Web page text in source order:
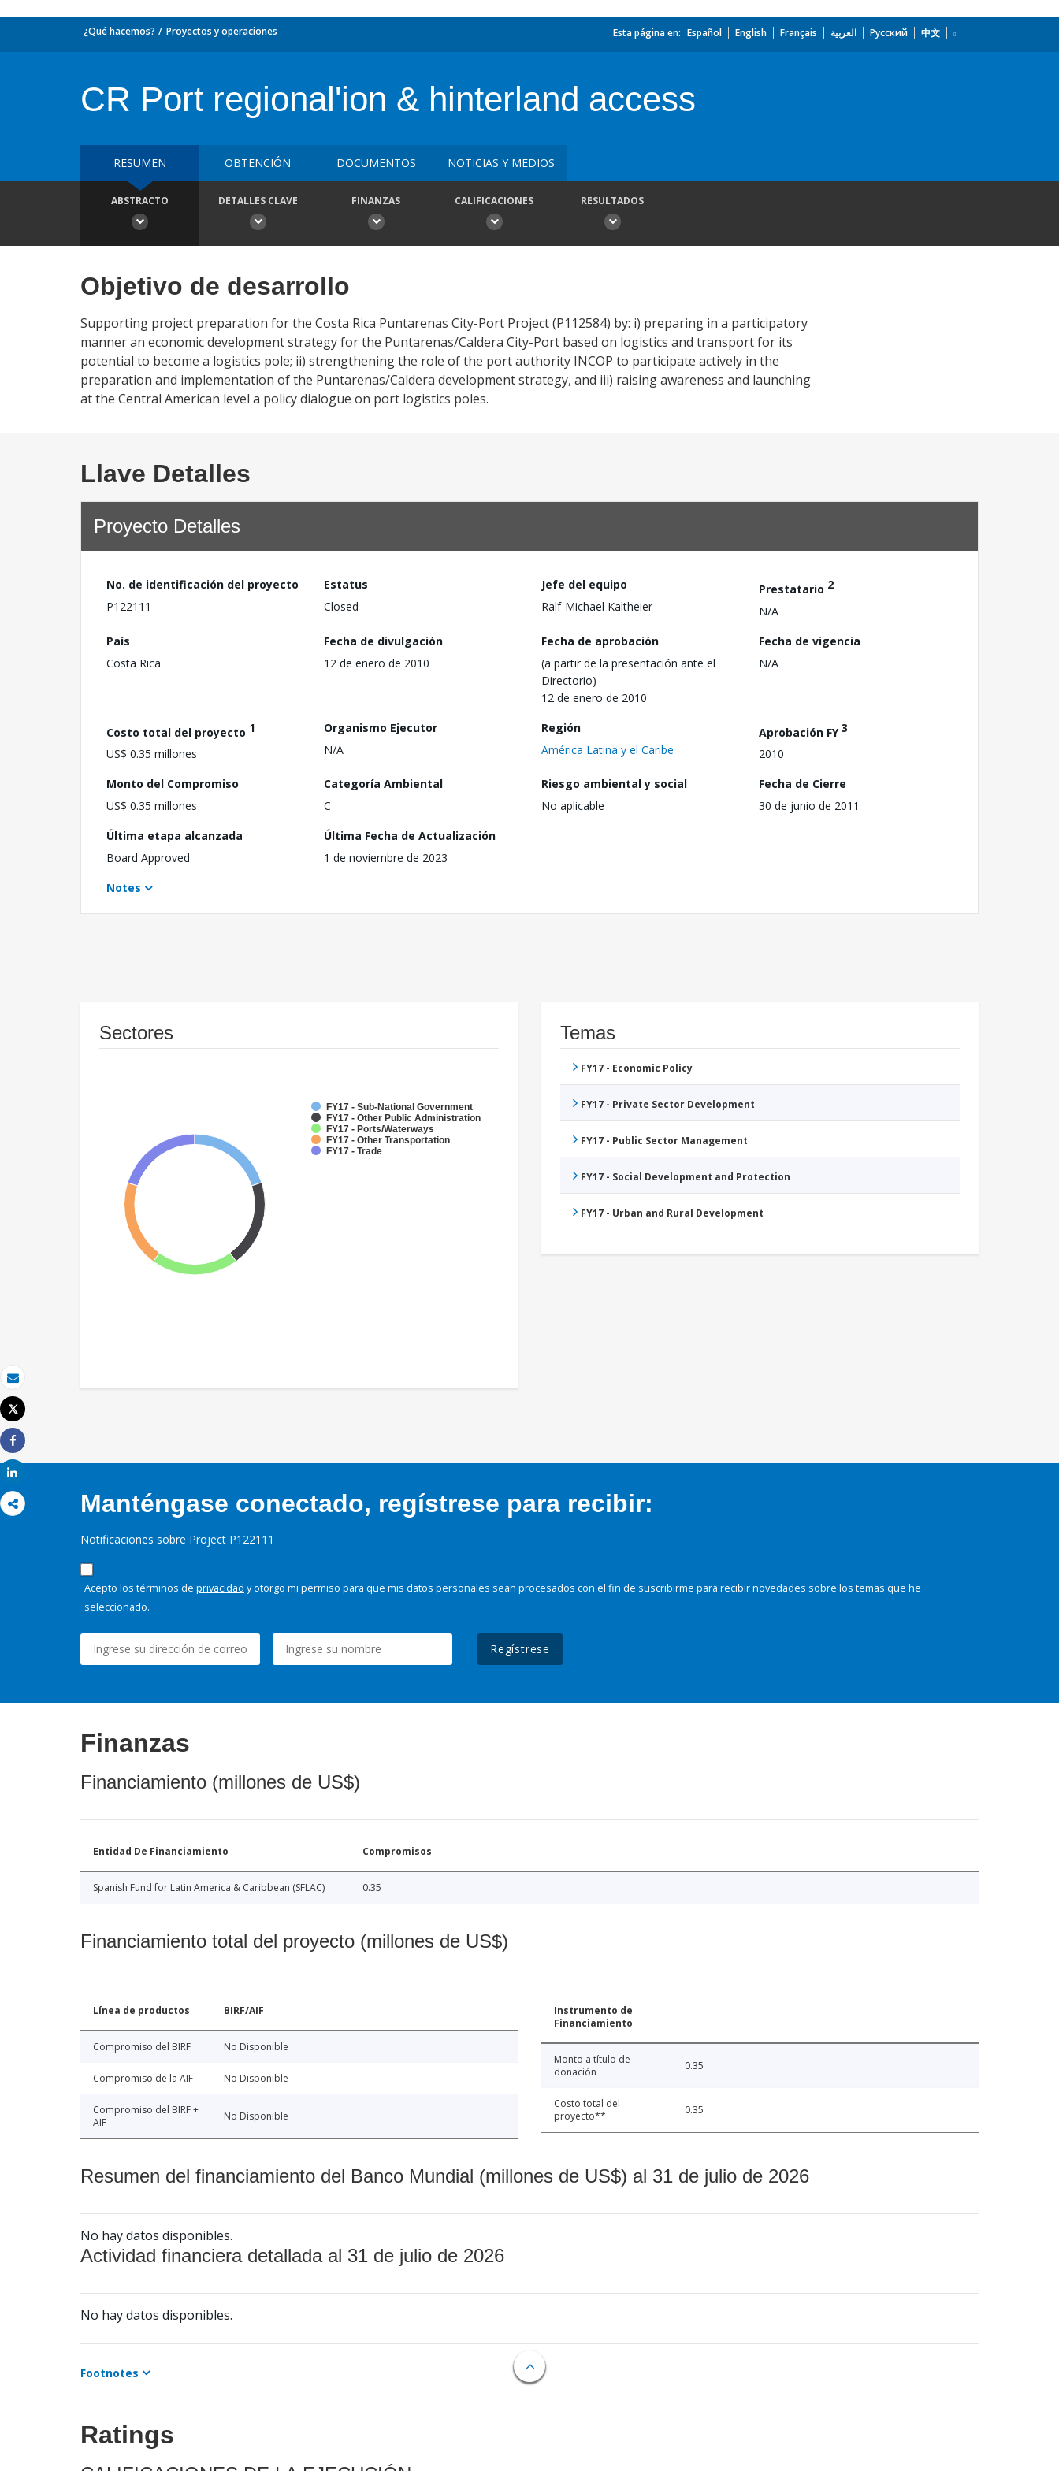
Correo electrónico
Imprimir
Tweet
Share
¿Qué hacemos? Proyectos y operaciones Esta página en: Español English Français العربية Русский 中文
CR Port regional'ion & hinterland access
RESUMEN OBTENCIÓN DOCUMENTOS NOTICIAS Y MEDIOS
ABSTRACTO DETALLES CLAVE FINANZAS CALIFICACIONES RESULTADOS
Objetivo de desarrollo
Supporting project preparation for the Costa Rica Puntarenas City-Port Project (P112584) by: i) preparing in a participatory
manner an economic development strategy for the Puntarenas/Caldera City-Port based on logistics and transport for its
potential to become a logistics pole; ii) strengthening the role of the port authority INCOP to participate actively in the
preparation and implementation of the Puntarenas/Caldera development strategy, and iii) raising awareness and launching
at the Central American level a policy dialogue on port logistics poles.
Llave Detalles
Proyecto Detalles
No. de identificación del proyecto
P122111
Estatus
Closed
Jefe del equipo
Ralf-Michael Kaltheier
Prestatario 2
N/A
País
Costa Rica
Fecha de divulgación
12 de enero de 2010
Fecha de aprobación
(a partir de la presentación ante el
Directorio)
12 de enero de 2010
Fecha de vigencia
N/A
Costo total del proyecto 1
US$ 0.35 millones
Organismo Ejecutor
N/A
Región
América Latina y el Caribe
Aprobación FY3
2010
Monto del Compromiso
US$ 0.35 millones
Categoría Ambiental
C
Riesgo ambiental y social
No aplicable
Fecha de Cierre
30 de junio de 2011
Última etapa alcanzada
Board Approved
Última Fecha de Actualización
1 de noviembre de 2023
Notes
Sectores
FY17 - Sub-National Government
FY17 - Other Public Administration
FY17 - Ports/Waterways
FY17 - Other Transportation
FY17 - Trade
Temas
FY17 - Economic Policy
FY17 - Private Sector Development
FY17 - Public Sector Management
FY17 - Social Development and Protection
FY17 - Urban and Rural Development
Manténgase conectado, regístrese para recibir:
Notificaciones sobre Project P122111
Acepto los términos de privacidad y otorgo mi permiso para que mis datos personales sean procesados con el fin de suscribirme para recibir novedades sobre los temas que he
seleccionado.
Regístrese
Finanzas
Financiamiento (millones de US$)
Entidad De Financiamiento Compromisos
Spanish Fund for Latin America & Caribbean (SFLAC) 0.35
Financiamiento total del proyecto (millones de US$)
Línea de productos BIRF/AIF
Compromiso del BIRF No Disponible
Compromiso de la AIF No Disponible
Compromiso del BIRF +
AIF
No Disponible
Instrumento de
Financiamiento
Monto a título de
donación
0.35
Costo total del
proyecto**
0.35
Resumen del financiamiento del Banco Mundial (millones de US$) al 31 de julio de 2026
No hay datos disponibles.
Actividad financiera detallada al 31 de julio de 2026
No hay datos disponibles.
Footnotes
Ratings